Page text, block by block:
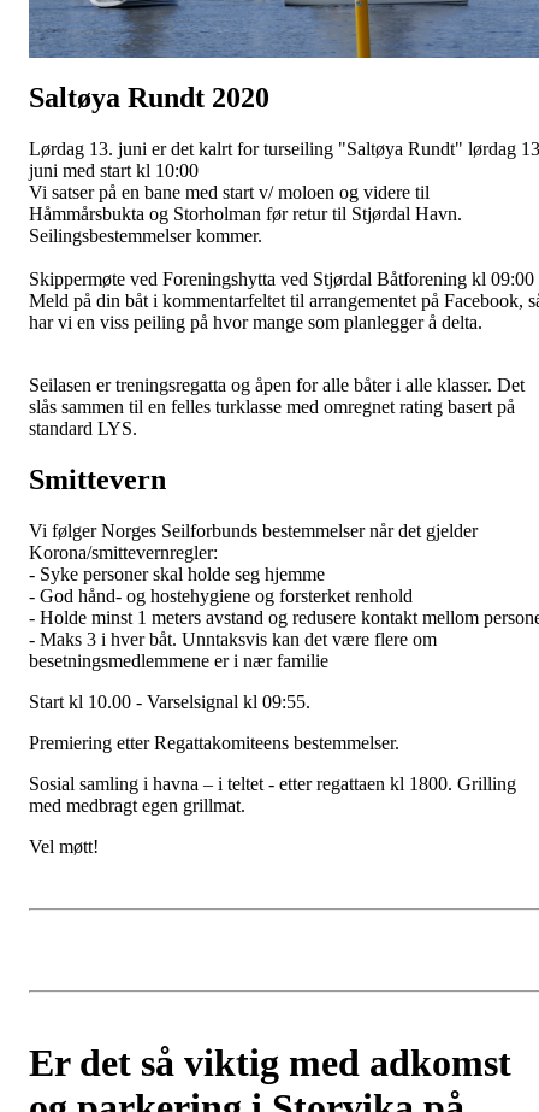
Saltøya Rundt 2020
Lørdag 13. juni er det kalrt for turseiling "Saltøya Rundt" lørdag 13
juni med start kl 10:00
Vi satser på en bane med start v/ moloen og videre til
Håmmårsbukta og Storholman før retur til Stjørdal Havn.
Seilingsbestemmelser kommer.
Skippermøte ved Foreningshytta ved Stjørdal Båtforening kl 09:00
Meld på din båt i kommentarfeltet til arrangementet på Facebook,
har vi en viss peiling på hvor mange som planlegger å delta.
Seilasen er treningsregatta og åpen for alle båter i alle klasser. Det
slås sammen til en felles turklasse med omregnet rating basert på
standard LYS.
Smittevern
Vi følger Norges Seilforbunds bestemmelser når det gjelder
Korona/smittevernregler:
- Syke personer skal holde seg hjemme
- God hånd- og hostehygiene og forsterket renhold
- Holde minst 1 meters avstand og redusere kontakt mellom
- Maks 3 i hver båt. Unntaksvis kan det være flere om
besetningsmedlemmene er i nær familie
Start kl 10.00 - Varselsignal kl 09:55.
Premiering etter Regattakomiteens bestemmelser.
Sosial samling i havna – i teltet - etter regattaen kl 1800. Grilling
med medbragt egen grillmat.
Vel møtt!
Er det så viktig med adkomst